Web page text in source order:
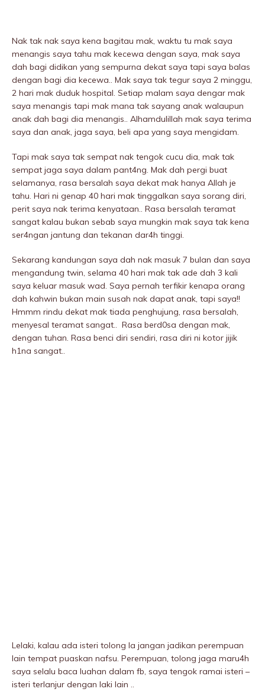
Nak tak nak saya kena bagitau mak, waktu tu mak saya
menangis saya tahu mak kecewa dengan saya, mak saya
dah bagi didikan yang sempurna dekat saya tapi saya baIas
dengan bagi dia kecewa.. Mak saya tak tegur saya 2 minggu,
2 hari mak duduk hospitaI. Setiap malam saya dengar mak
saya menangis tapi mak mana tak sayang anak walaupun
anak dah bagi dia menangis.. Alhamdulillah mak saya terima
saya dan anak, jaga saya, beli apa yang saya mengidam.
Tapi mak saya tak sempat nak tengok cucu dia, mak tak
sempat jaga saya dalam pant4ng. Mak dah pergi buat
selamanya, rasa bersalah saya dekat mak hanya Allah je
tahu. Hari ni genap 40 hari mak tinggalkan saya sorang diri,
perit saya nak terima kenyataan.. Rasa bersalah teramat
sangat kalau bukan sebab saya mungkin mak saya tak kena
ser4ngan jantung dan tekanan dar4h tinggi.
Sekarang kandungan saya dah nak masuk 7 bulan dan saya
mengandung twin, selama 40 hari mak tak ade dah 3 kali
saya keluar masuk wad. Saya pernah terfikir kenapa orang
dah kahwin bukan main susah nak dapat anak, tapi saya!!
Hmmm rindu dekat mak tiada penghujung, rasa bersalah,
menyesal teramat sangat.. Rasa berd0sa dengan mak,
dengan tuhan. Rasa benci diri sendiri, rasa diri ni kotor jijik
h1na sangat..
Lelaki, kalau ada isteri tolong la jangan jadikan perempuan
lain tempat puaskan nafsu. Perempuan, tolong jaga maru4h
saya selalu baca luahan dalam fb, saya tengok ramai isteri –
isteri terIanjur dengan laki lain ..